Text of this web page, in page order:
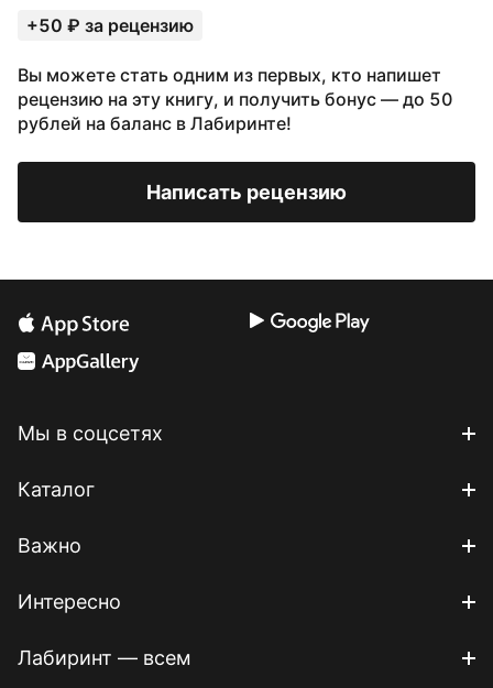
+50 ₽ за рецензию
Вы можете стать одним из первых, кто напишет
рецензию на эту книгу, и получить бонус — до 50
рублей на баланс в Лабиринте!
Написать рецензию
Мы в соцсетях
Каталог
Важно
Интересно
Лабиринт — всем